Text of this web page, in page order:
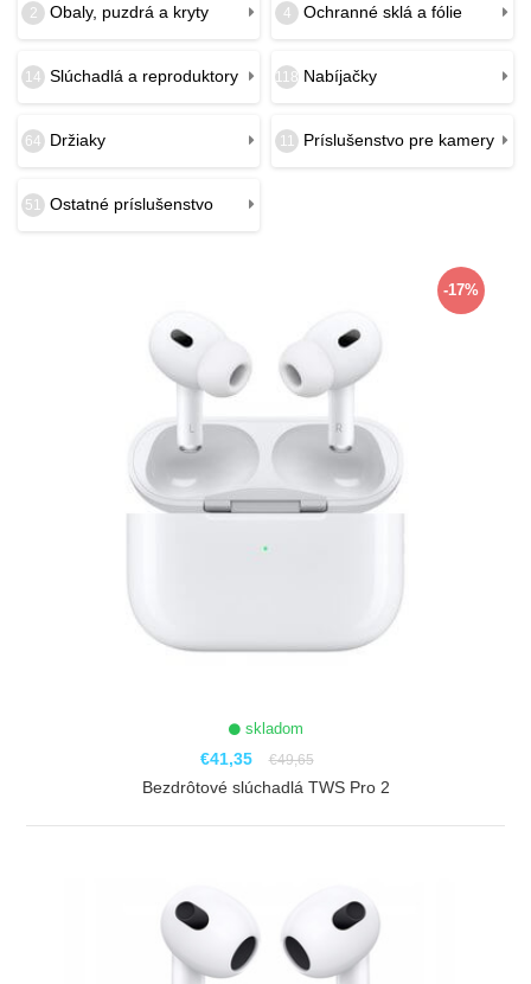
2 Obaly, puzdrá a kryty 4 Ochranné sklá a fólie
14 Slúchadlá a reproduktory 118 Nabíjačky
64 Držiaky 11 Príslušenstvo pre kamery
51 Ostatné príslušenstvo
-17%
skladom
€41,35 €49,65
Bezdrôtové slúchadlá TWS Pro 2